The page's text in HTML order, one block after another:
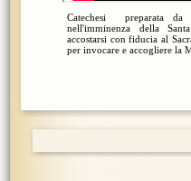
Catechesi preparata da
nell'imminenza della
accostarsi con fiducia al
per invocare e accogliere la